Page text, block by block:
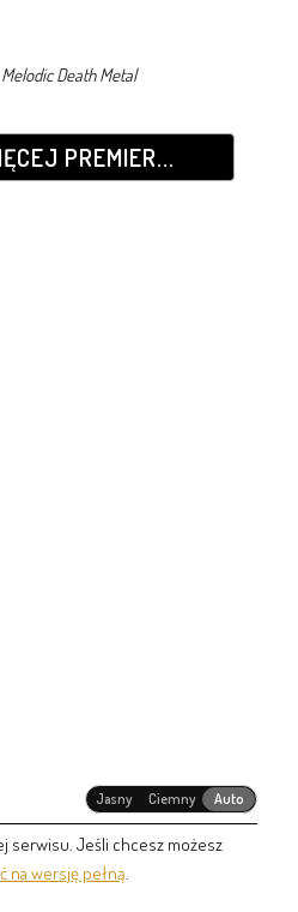
Melodic Death Metal
PREMIER...
Jasny Ciemny Auto
serwisu. Jeśli chcesz możesz
na wersję pełną